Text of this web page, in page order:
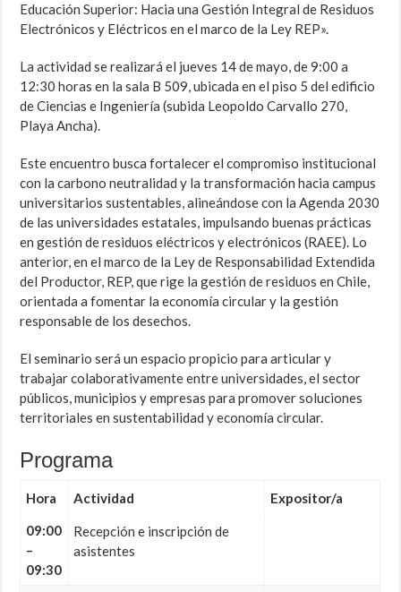
Educación Superior: Hacia una Gestión Integral de Residuos
Electrónicos y Eléctricos en el marco de la Ley REP».
La actividad se realizará el jueves 14 de mayo, de 9:00 a
12:30 horas en la sala B 509, ubicada en el piso 5 del edificio
de Ciencias e Ingeniería (subida Leopoldo Carvallo 270,
Playa Ancha).
Este encuentro busca fortalecer el compromiso institucional
con la carbono neutralidad y la transformación hacia campus
universitarios sustentables, alineándose con la Agenda 2030
de las universidades estatales, impulsando buenas prácticas
en gestión de residuos eléctricos y electrónicos (RAEE). Lo
anterior, en el marco de la Ley de Responsabilidad Extendida
del Productor, REP, que rige la gestión de residuos en Chile,
orientada a fomentar la economía circular y la gestión
responsable de los desechos.
El seminario será un espacio propicio para articular y
trabajar colaborativamente entre universidades, el sector
públicos, municipios y empresas para promover soluciones
territoriales en sustentabilidad y economía circular.
Programa
Hora Actividad
Expositor/a
09:00
–
09:30
Recepción e inscripción de
asistentes